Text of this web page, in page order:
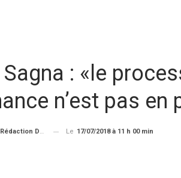
: «le
n’est pas en
De THIEYSENEGAL.com Le 17/07/2018 à 11 h 00 min